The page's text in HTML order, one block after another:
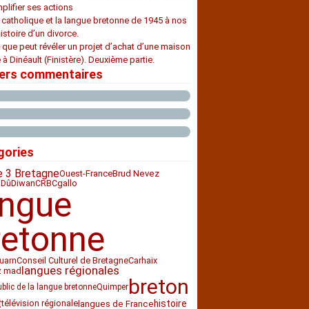
ses actions
catholique et la langue bretonne de 1945 à nos
d’un divorce.
peut révéler un projet d’achat d’une maison
à Dinéault (Finistère). Deuxième partie.
commentaires
3 BretagneOuest-FranceBrud Nevez
DiwanCRBCgallo
Conseil Culturel de BretagneCarhaix
madlangues régionales
de la langue bretonneQuimperbreton
télévision régionalelangues de Francehistoire